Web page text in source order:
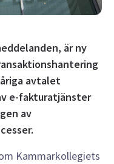
är ny
avtalet
e-fakturatjänster
av
Kammarkollegiets